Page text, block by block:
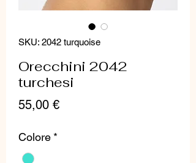
SKU: 2042 turquoise
Orecchini 2042
turchesi
55,00 €Prezzo
Colore *